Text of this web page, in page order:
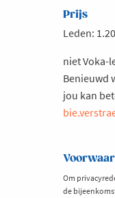
Prijs
Leden:
niet Voka-
Benieuwd
jou kan
Om
de